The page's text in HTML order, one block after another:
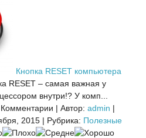
Кнопка RESET компьютера
RESET – самая важная у
внутри!? У комп...
| Автор: admin |
2015 | Рубрика: Полезные